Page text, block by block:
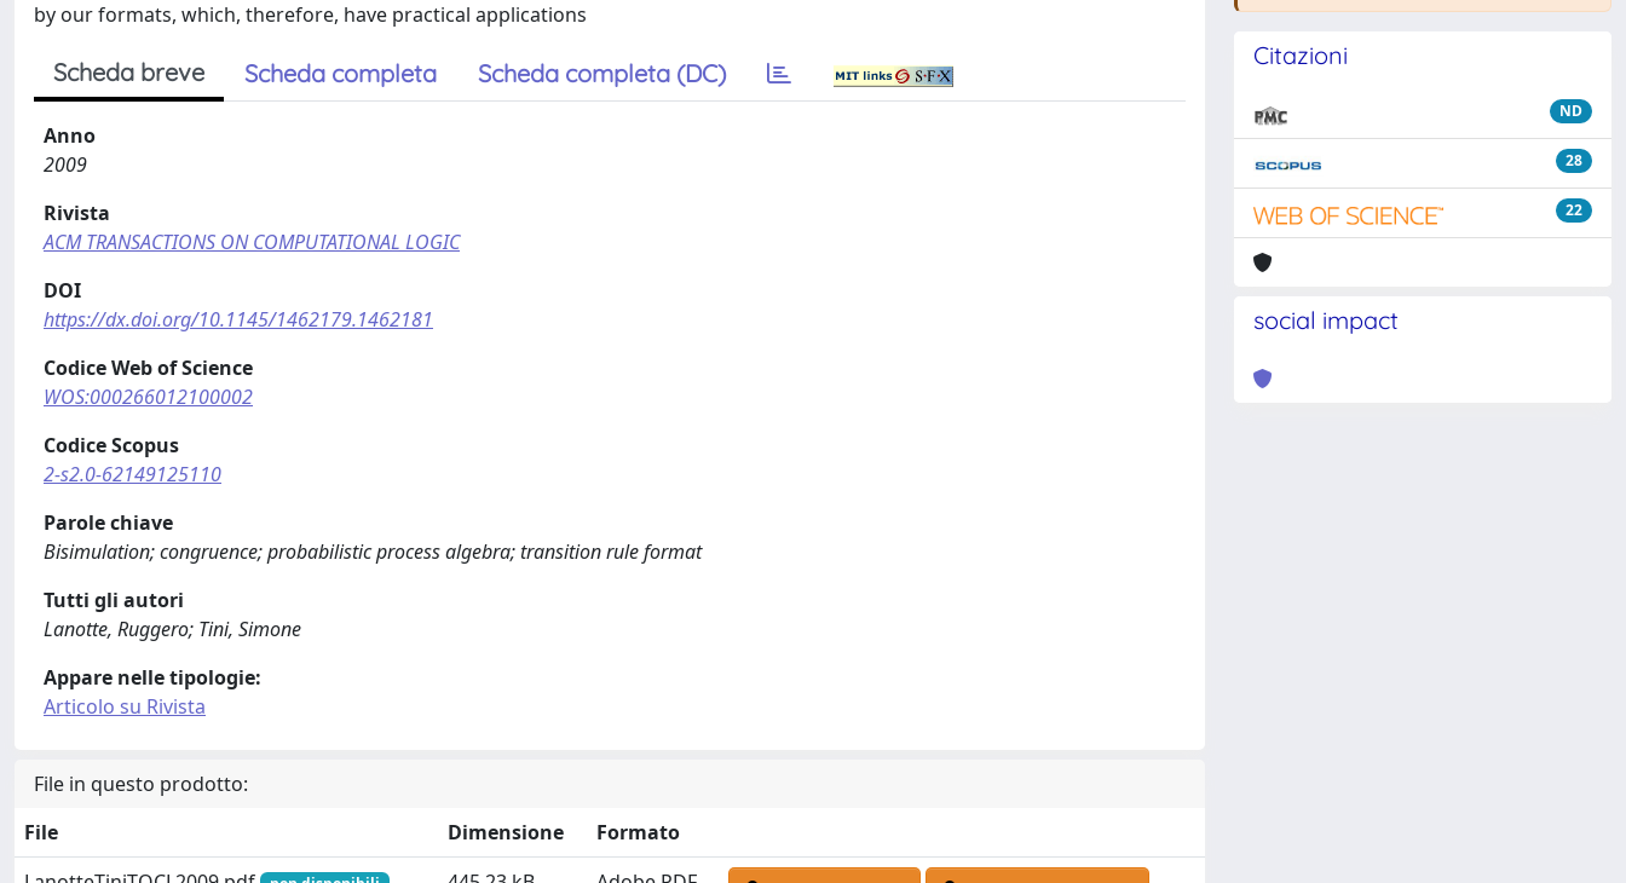
by our formats, which, therefore, have practical applications
Scheda breve Scheda completa Scheda completa (DC)
Anno
2009
Rivista
ACM TRANSACTIONS ON COMPUTATIONAL LOGIC
DOI
https://dx.doi.org/10.1145/1462179.1462181
Codice Web of Science
WOS:000266012100002
Codice Scopus
2-s2.0-62149125110
Parole chiave
Bisimulation; congruence; probabilistic process algebra; transition rule format
Tutti gli autori
Lanotte, Ruggero; Tini, Simone
Appare nelle tipologie:
Articolo su Rivista
File in questo prodotto:
File
Dimensione
Formato
Citazioni
ND
28
22
social impact